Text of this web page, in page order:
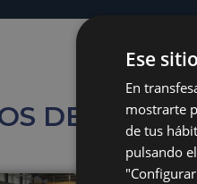
DE
Ese
En
mostrarte
de tus
pulsando